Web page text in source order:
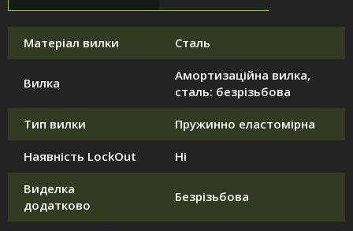
Матеріал вилки Сталь
Вилка
Амортизаційна вилка,
сталь: безрізьбова
Тип вилки Пружинно еластомірна
Наявність LockOut Ні
Виделка
додатково
Безрізьбова